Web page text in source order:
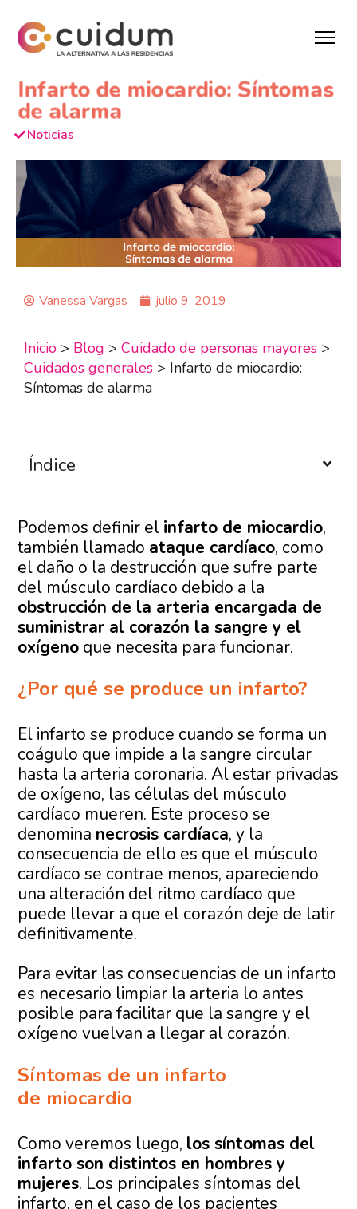
Infarto de miocardio: Síntomas
de alarma
Noticias
Vanessa Vargas julio 9, 2019
Inicio > Blog > Cuidado de personas mayores >
Cuidados generales > Infarto de miocardio:
Síntomas de alarma
Índice
Podemos definir el infarto de miocardio,
también llamado ataque cardíaco, como
el daño o la destrucción que sufre parte
del músculo cardíaco debido a la
obstrucción de la arteria encargada de
suministrar al corazón la sangre y el
oxígeno que necesita para funcionar.
¿Por qué se produce un infarto?
El infarto se produce cuando se forma un
coágulo que impide a la sangre circular
hasta la arteria coronaria. Al estar privadas
de oxígeno, las células del músculo
cardíaco mueren. Este proceso se
denomina necrosis cardíaca, y la
consecuencia de ello es que el músculo
cardíaco se contrae menos, apareciendo
una alteración del ritmo cardíaco que
puede llevar a que el corazón deje de latir
definitivamente.
Para evitar las consecuencias de un infarto
es necesario limpiar la arteria lo antes
posible para facilitar que la sangre y el
oxígeno vuelvan a llegar al corazón.
Síntomas de un infarto
de miocardio
Como veremos luego, los síntomas del
infarto son distintos en hombres y
mujeres. Los principales síntomas del
infarto, en el caso de los pacientes